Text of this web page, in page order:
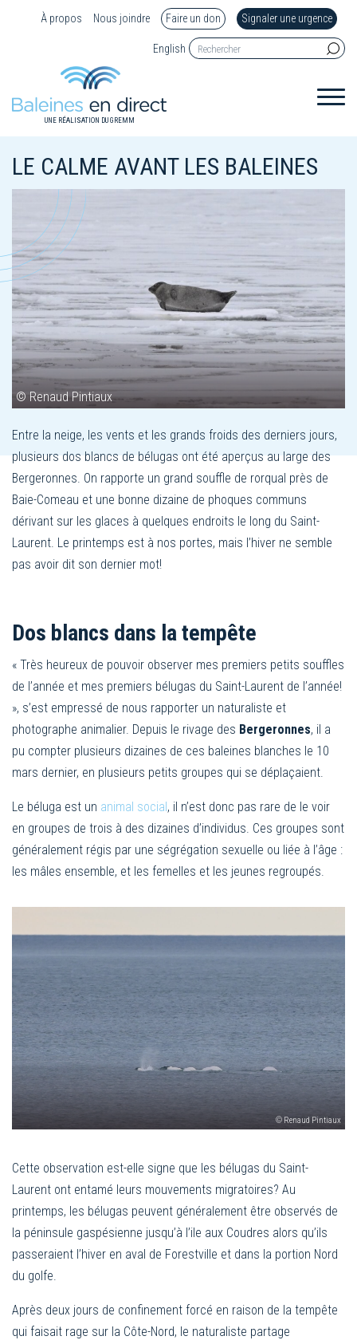
À propos Nous joindre Faire un don Signaler une urgence
English
UNE RÉALISATION DU GREMM
LE CALME AVANT LES BALEINES
© Renaud Pintiaux
Entre la neige, les vents et les grands froids des derniers jours,
plusieurs dos blancs de bélugas ont été aperçus au large des
Bergeronnes. On rapporte un grand souffle de rorqual près de
Baie-Comeau et une bonne dizaine de phoques communs
dérivant sur les glaces à quelques endroits le long du Saint-
Laurent. Le printemps est à nos portes, mais l’hiver ne semble
pas avoir dit son dernier mot!
Dos blancs dans la tempête
« Très heureux de pouvoir observer mes premiers petits souffles
de l’année et mes premiers bélugas du Saint-Laurent de l’année!
», s’est empressé de nous rapporter un naturaliste et
photographe animalier. Depuis le rivage des Bergeronnes, il a
pu compter plusieurs dizaines de ces baleines blanches le 10
mars dernier, en plusieurs petits groupes qui se déplaçaient.
Le béluga est un animal social, il n’est donc pas rare de le voir
en groupes de trois à des dizaines d’individus. Ces groupes sont
généralement régis par une ségrégation sexuelle ou liée à l’âge :
les mâles ensemble, et les femelles et les jeunes regroupés.
© Renaud Pintiaux
Cette observation est-elle signe que les bélugas du Saint-
Laurent ont entamé leurs mouvements migratoires? Au
printemps, les bélugas peuvent généralement être observés de
la péninsule gaspésienne jusqu’à l’ile aux Coudres alors qu’ils
passeraient l’hiver en aval de Forestville et dans la portion Nord
du golfe.
Après deux jours de confinement forcé en raison de la tempête
qui faisait rage sur la Côte-Nord, le naturaliste partage